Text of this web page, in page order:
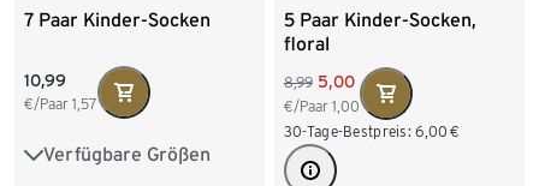
7 Paar Kinder-Socken
10,99
€/Paar 1,57
Verfügbare Größen
31-34 35-38 39-42
5 Paar Kinder-Socken,
floral
8,99 5,00
€/Paar 1,00
30-Tage-Bestpreis: 6,00 €